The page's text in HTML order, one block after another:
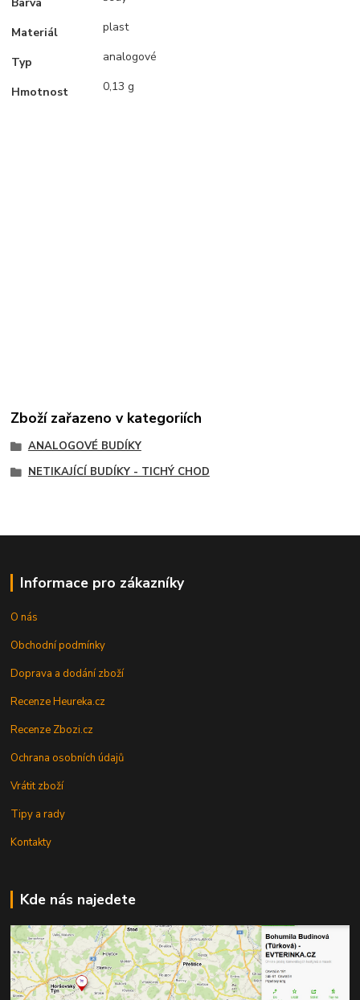
Materiál plast
Typ analogové
Hmotnost 0,13 g
Zboží zařazeno v kategoriích
ANALOGOVÉ BUDÍKY
NETIKAJÍCÍ BUDÍKY - TICHÝ CHOD
Informace pro zákazníky
O nás
Obchodní podmínky
Doprava a dodání zboží
Recenze Heureka.cz
Recenze Zbozi.cz
Ochrana osobních údajů
Vrátit zboží
Tipy a rady
Kontakty
Kde nás najedete